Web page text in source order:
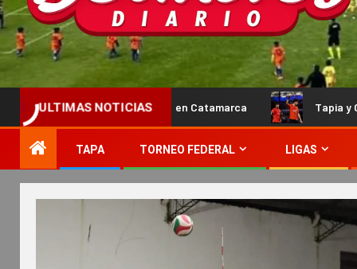
ULTIMAS NOTICIAS
Flores ya está en Catamarca Tapia y Coello
TAPA TORNEO FEDERAL LIGAS